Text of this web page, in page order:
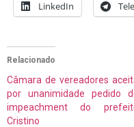
LinkedIn
Relacionado
Câmara de vereadores
por unanimidade pedido
impeachment do
Cristino